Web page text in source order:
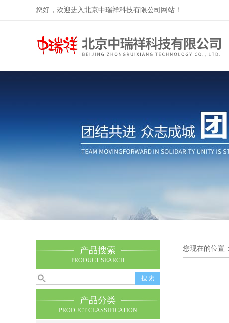
您好，欢迎进入北京中瑞祥科技有限公司网站！
产品搜索
PRODUCT SEARCH
产品分类
PRODUCT CLASSIFICATION
您现在的位置：